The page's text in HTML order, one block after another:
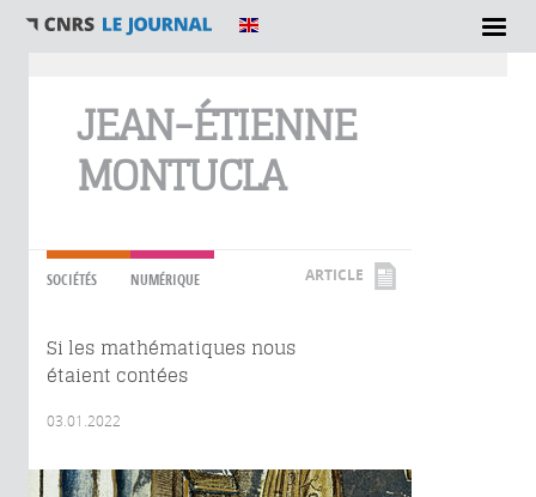
JEAN-ÉTIENNE
MONTUCLA
SOCIÉTÉS NUMÉRIQUE ARTICLE
Si les mathématiques nous
étaient contées
03.01.2022